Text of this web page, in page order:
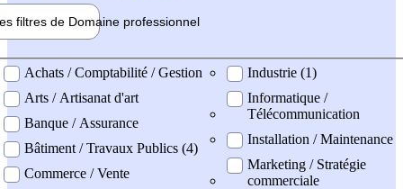
filtres de Domaine professionnel
professionel
Achats / Comptabilité / Gestion
Arts / Artisanat d'art
Banque / Assurance
Bâtiment / Travaux Publics (4)
Commerce / Vente
Industrie (1)
Informatique /
Télécommunication
Installation / Maintenance
Marketing / Stratégie
commerciale